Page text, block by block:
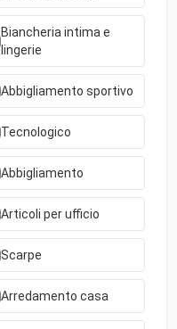
Biancheria intima e
lingerie
Abbigliamento sportivo
Tecnologico
Abbigliamento
Articoli per ufficio
Scarpe
Arredamento casa